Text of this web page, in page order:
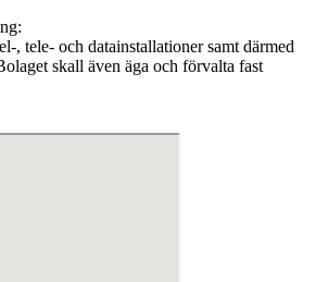
, tele- och datainstallationer samt därmed
skall även äga och förvalta fast